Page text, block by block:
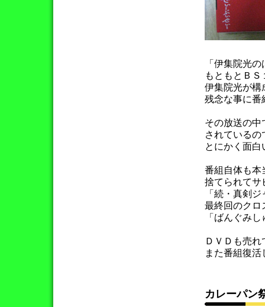
「伊集院光
もともとＢ
伊集院光が構
残念な事に番
その放送の中
されているの
とにかく面
番組自体も本
捨てられてサ
「続・真剣
最終回のクロ
「ばんぐみ
ＤＶＤも売
また番組復
カレーパン